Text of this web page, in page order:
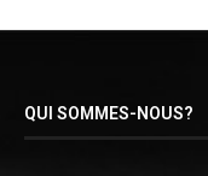
QUI SOMMES-NOUS?